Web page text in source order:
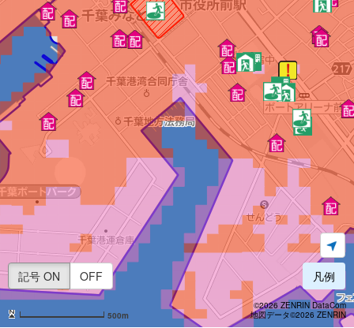
500m
凡例
記号 ON OFF
©2026 ZENRIN DataCom
地図データ©2026 ZENRIN